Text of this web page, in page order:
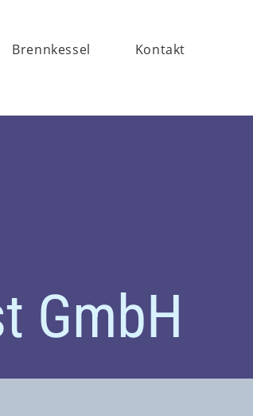
Brennkessel Kontakt
GmbH